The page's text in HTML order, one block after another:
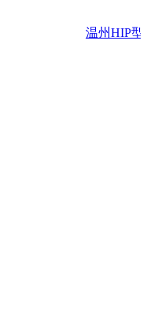
温州HIP型